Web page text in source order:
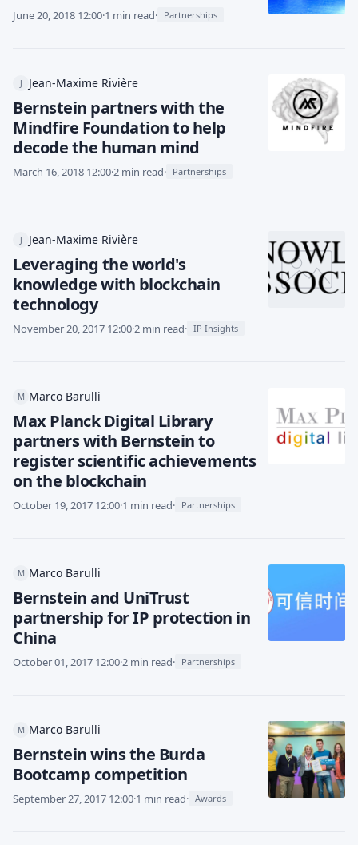
June 20, 2018 12:00·1 min read· Partnerships
J Jean-Maxime Rivière
Bernstein partners with the
Mindfire Foundation to help
decode the human mind
March 16, 2018 12:00·2 min read· Partnerships
J Jean-Maxime Rivière
Leveraging the world's
knowledge with blockchain
technology
November 20, 2017 12:00·2 min read· IP Insights
M Marco Barulli
Max Planck Digital Library
partners with Bernstein to
register scientific achievements
on the blockchain
October 19, 2017 12:00·1 min read· Partnerships
M Marco Barulli
Bernstein and UniTrust
partnership for IP protection in
China
October 01, 2017 12:00·2 min read· Partnerships
M Marco Barulli
Bernstein wins the Burda
Bootcamp competition
September 27, 2017 12:00·1 min read· Awards